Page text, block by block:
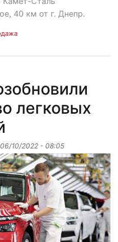
40 км от г. Днепр.
легковых
06/10/2022 - 08:05